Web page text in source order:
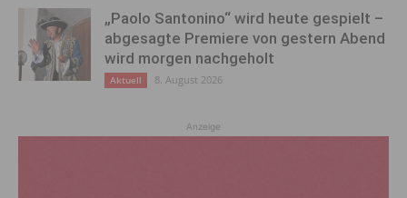
„Paolo Santonino“ wird heute gespielt –
abgesagte Premiere von gestern Abend
wird morgen nachgeholt
Aktuell 8. August 2026
Anzeige